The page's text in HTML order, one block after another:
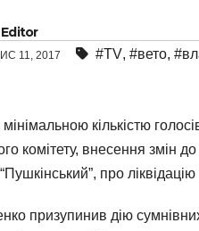
Editor
11, 2017 #TV, #вето,
мінімальною кількістю
комітету, внесення
про
призупинив дію